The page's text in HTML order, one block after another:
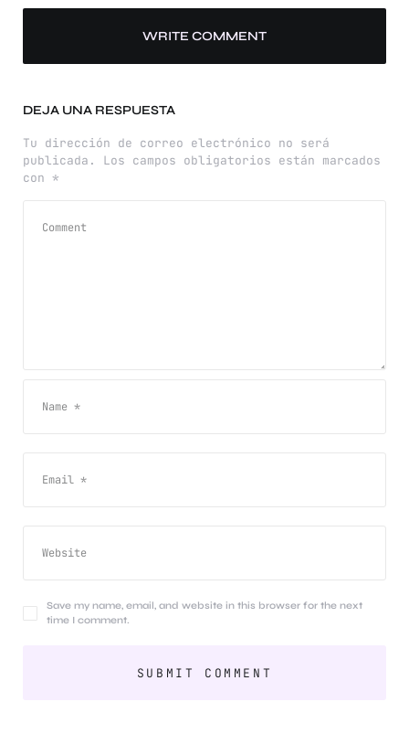
WRITE COMMENT
DEJA UNA RESPUESTA
Tu dirección de correo electrónico no será
publicada.
Los campos obligatorios están marcados
con *
Save my name, email, and website in this browser for the next
time I comment.